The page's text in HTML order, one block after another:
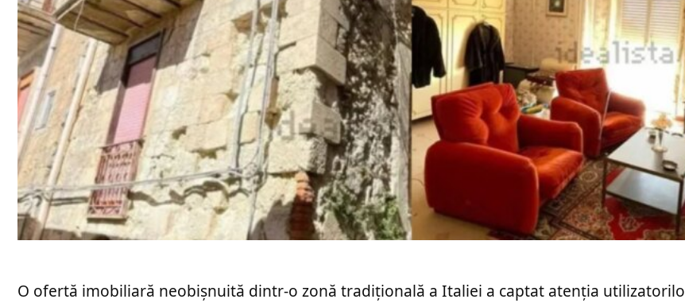
O ofertă imobiliară neobișnuită dintr-o zonă tradițională a Italiei a captat atenția